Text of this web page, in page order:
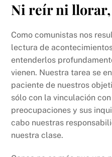
Ni reír ni
Como comunistas nos
lectura de
entenderlos
vienen. Nuestra tarea se
paciente de nuestros
sólo con la vinculación
preocupaciones y sus
cabo nuestras
nuestra clase.